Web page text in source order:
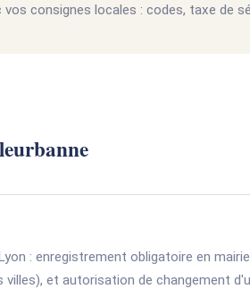
consignes locales : codes, taxe de
: enregistrement obligatoire en
et autorisation de changement